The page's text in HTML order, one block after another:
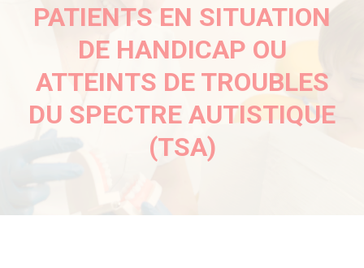
PATIENTS EN SITUATION
DE HANDICAP OU
ATTEINTS DE TROUBLES
DU SPECTRE AUTISTIQUE
(TSA)